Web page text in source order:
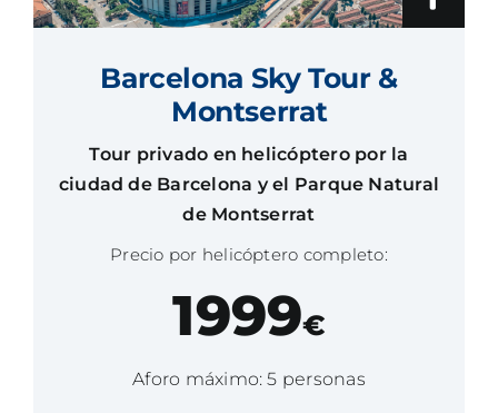
Barcelona Sky Tour &
Montserrat
Tour privado en helicóptero por la
ciudad de Barcelona y el Parque Natural
de Montserrat
Precio por helicóptero completo:
1999€
Aforo máximo: 5 personas